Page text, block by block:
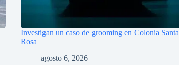
Investigan un caso de grooming en Colonia Santa
Rosa
agosto 6, 2026